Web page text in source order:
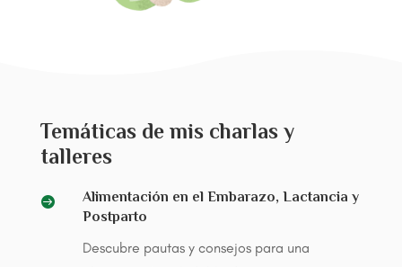
Temáticas de mis charlas y
talleres

Alimentación en el Embarazo, Lactancia y
Postparto
Descubre pautas y consejos para una